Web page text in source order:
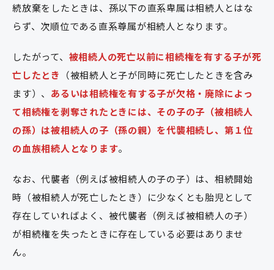
続放棄をしたときは、孫以下の直系卑属は相続人とはな
らず、次順位である直系尊属が相続人となります。
したがって、 被相続人の死亡以前に相続権を有する子が死
亡したとき
（被相続人と子が同時に死亡したときを含み
ます）、 あるいは相続権を有する子が欠格・廃除によっ
て相続権を剥奪されたときには、その子の子（被相続人
の孫）は被相続人の子（孫の親）を代襲相続し、第１位
の血族相続人となります。
なお、代襲者（例えば被相続人の子の子）は、相続開始
時（被相続人が死亡したとき）に少なくとも胎児として
存在していればよく、被代襲者（例えば被相続人の子）
が相続権を失ったときに存在している必要はありませ
ん。